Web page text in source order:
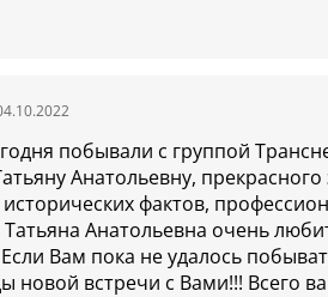
побывали с группой
Анатольевну,
фактов,
Татьяна Анатольевна очень
Вам пока не удалось
новой встречи с Вами!!! Всего